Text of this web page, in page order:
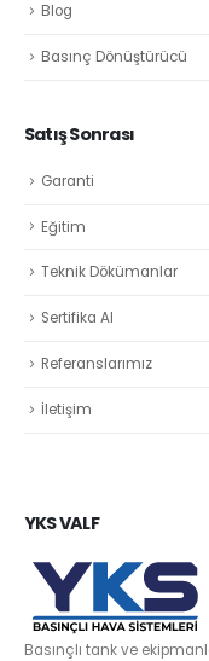
Blog
Basınç Dönüştürücü
Satış Sonrası
Garanti
Eğitim
Teknik Dökümanlar
Sertifika Al
Referanslarımız
İletişim
YKS VALF
Basınçlı tank ve